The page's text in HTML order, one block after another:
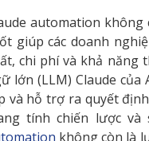
automation
giúp các doanh
chi phí và khả năng
lớn (LLM) Claude
và hỗ trợ ra quyết
tính chiến lược
không còn là